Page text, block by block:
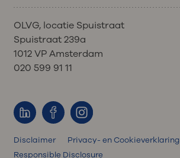
OLVG, locatie Spuistraat
Spuistraat 239a
1012 VP Amsterdam
020 599 91 11
Disclaimer Privacy- en Cookieverklaring
Responsible Disclosure